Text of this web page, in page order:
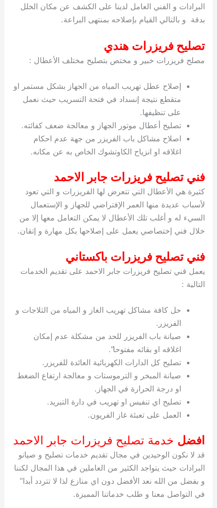
البرادات و الفني العامل لدينا على الكشف عن مكان الخلل
بدقة و بالتالي القيام بإصلاحه بمنتهى البراعة.
تصليح فريزرات هندي
مصلح فريزرات خبير و مختص بتصليح مختلف الأعطال :
إصلاح عطل تهريب المياه من الجهاز بشكل مستمر او
متقطع نتيجة إنسداد في فتحة التسريب حيث نعمل
على تنظيفها.
تصليح أعطال موتور الجهاز و معالجة ضعف كفائته.
اصلاح مشاكل باب الفريزر من جهة عدم احكام
اغلاقه او انزياح الكاوتشوك الخاص به عن مكانه.
فني تصليح فريزرات جابر الاحمد
كثيرة هي الأعطال التي تتعرض لها الفريزرات و التي تعود
لأسباب عديدة منها العمر الإفتراضي للجهاز و الإستعمال
السيء له و أغلب تلك الأعطال لا يمكن التعامل معها إلا من
خلال فني إختصاصي يعمل على إصلاحها بكل مهارة و إتقان.
فني تصليح فريزرات باكستاني
يعمل قني تصليح فريزرات جابر الاحمد على تقديم الخدمات
التالية :
حل كافة مشاكل تهريب الغاز و المياه من الثلاجات و
الفريزر.
صيانة باب الفريزر للحد من مشكلة عدم إمكان
اغلاقه او بقائه مفتوحا”.
تصليح كل الدارات الكهربائية العائدة للفريزر.
صيانة المبخر و الترموستات و معالجة ارتفاع الضغط
او درجة الحرارة في الجهاز.
تصليح اي تنفيس او تهريب في دارة التبريد.
العمل على تعبئة غاز الفريون.
افضل خدمة تصليح فريزرات جابر الاحمد
قد لا نكون الوحيدين في مجال تقديم خدمات تصليح و صيانو
البرادات حيث يتواجد الكثير من العاملين في هذا المجال لكننا
و بفضل من الله نعد الأفضل دون اي منازع لذا لا تتردد أبدا”
في التواصل معنا و طلب خدماتنا المميزة.